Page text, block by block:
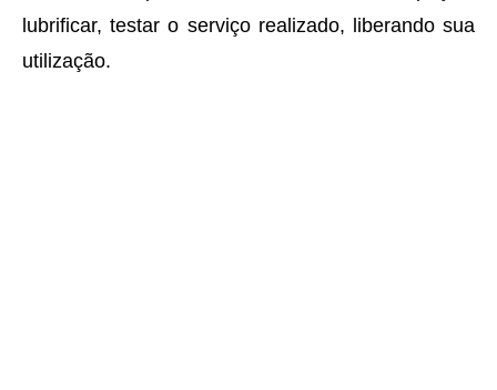
lubrificar, testar o serviço realizado, liberando sua
utilização.